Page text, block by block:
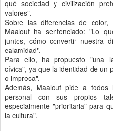
qué sociedad y civilización
valores”.
Sobre las diferencias de color,
Maalouf ha sentenciado: "Lo
juntos, cómo convertir nuestra
calamidad".
Para ello, ha propuesto "una
cívica", ya que la identidad de un
e impresa".
Además, Maalouf pide a todos
personal con sus propios
especialmente "prioritaria" para
la cultura".